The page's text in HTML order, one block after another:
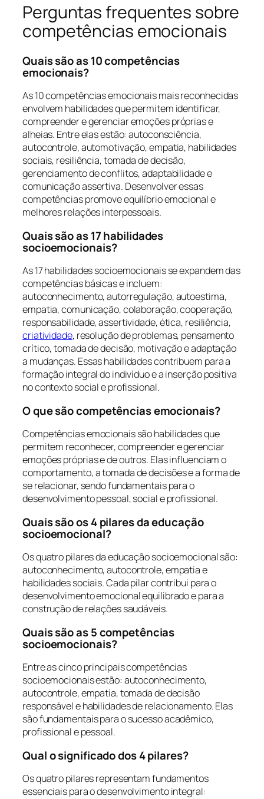
Perguntas frequentes sobre
competências emocionais
Quais são as 10 competências
emocionais?
As 10 competências emocionais mais reconhecidas
envolvem habilidades que permitem identificar,
compreender e gerenciar emoções próprias e
alheias. Entre elas estão: autoconsciência,
autocontrole, automotivação, empatia, habilidades
sociais, resiliência, tomada de decisão,
gerenciamento de conflitos, adaptabilidade e
comunicação assertiva. Desenvolver essas
competências promove equilíbrio emocional e
melhores relações interpessoais.
Quais são as 17 habilidades
socioemocionais?
As 17 habilidades socioemocionais se expandem das
competências básicas e incluem:
autoconhecimento, autorregulação, autoestima,
empatia, comunicação, colaboração, cooperação,
responsabilidade, assertividade, ética, resiliência,
criatividade, resolução de problemas, pensamento
crítico, tomada de decisão, motivação e adaptação
a mudanças. Essas habilidades contribuem para a
formação integral do indivíduo e a inserção positiva
no contexto social e profissional.
O que são competências emocionais?
Competências emocionais são habilidades que
permitem reconhecer, compreender e gerenciar
emoções próprias e de outros. Elas influenciam o
comportamento, a tomada de decisões e a forma de
se relacionar, sendo fundamentais para o
desenvolvimento pessoal, social e profissional.
Quais são os 4 pilares da educação
socioemocional?
Os quatro pilares da educação socioemocional são:
autoconhecimento, autocontrole, empatia e
habilidades sociais. Cada pilar contribui para o
desenvolvimento emocional equilibrado e para a
construção de relações saudáveis.
Quais são as 5 competências
socioemocionais?
Entre as cinco principais competências
socioemocionais estão: autoconhecimento,
autocontrole, empatia, tomada de decisão
responsável e habilidades de relacionamento. Elas
são fundamentais para o sucesso acadêmico,
profissional e pessoal.
Qual o significado dos 4 pilares?
Os quatro pilares representam fundamentos
essenciais para o desenvolvimento integral: